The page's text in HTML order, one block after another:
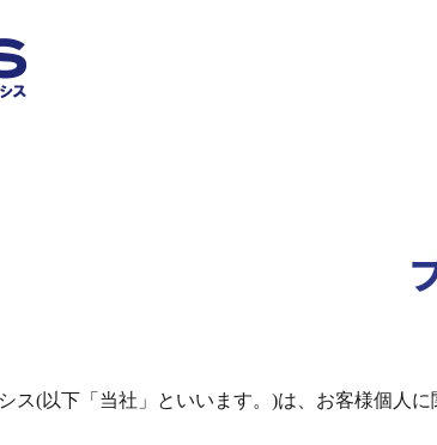
ス(以下「当社」といいます。)は、お客様個人